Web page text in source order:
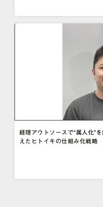
経理アウトソースで“属人化”
えたヒトイキの仕組み化戦略